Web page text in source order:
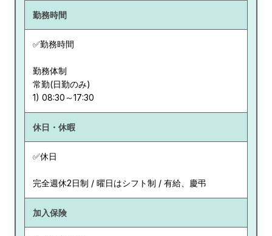
勤務時間
✅勤務時間
勤務体制
常勤(日勤のみ)
休日・休暇
✅休日
完全週休2日制 / 曜日はシフト制 / 有給、慶弔
加入保険